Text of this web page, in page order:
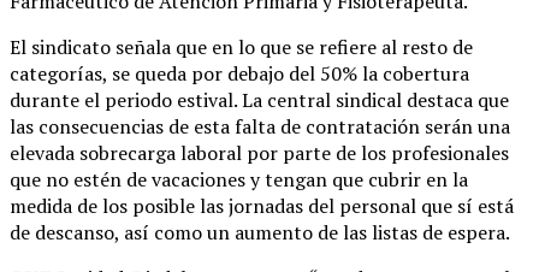
El sindicato señala que en lo que se refiere al resto de
categorías, se queda por debajo del 50% la cobertura
durante el periodo estival. La central sindical destaca que
las consecuencias de esta falta de contratación serán una
elevada sobrecarga laboral por parte de los profesionales
que no estén de vacaciones y tengan que cubrir en la
medida de los posible las jornadas del personal que sí está
de descanso, así como un aumento de las listas de espera.